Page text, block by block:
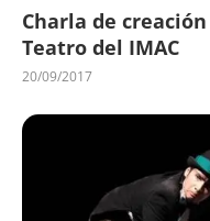
Charla de
Teatro del IMAC
20/09/2017